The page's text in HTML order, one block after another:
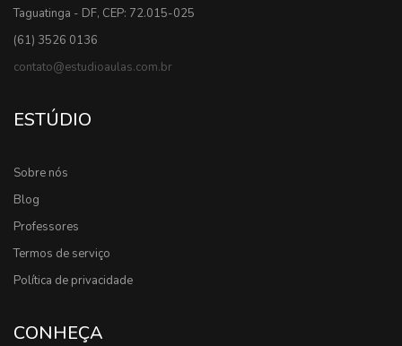
Taguatinga - DF, CEP: 72.015-025
(61) 3526 0136
contato@estudioaulas.com.br
ESTÚDIO
Sobre nós
Blog
Professores
Termos de serviço
Política de privacidade
CONHEÇA